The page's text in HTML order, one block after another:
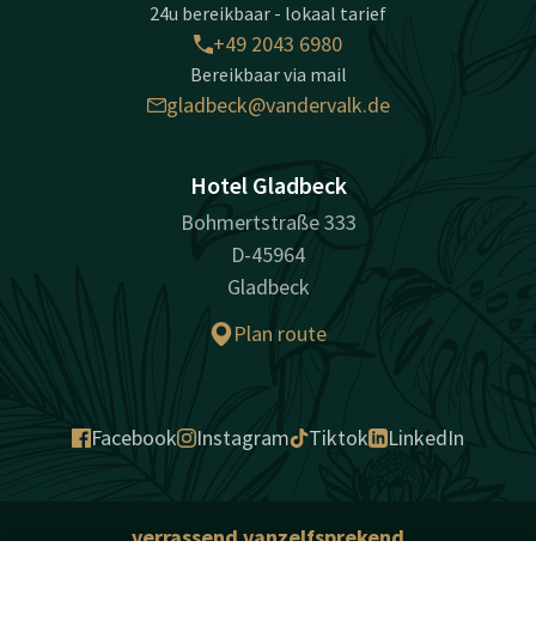
24u bereikbaar - lokaal tarief
+49 2043 6980
Bereikbaar via mail
gladbeck@vandervalk.de
Hotel Gladbeck
Bohmertstraße 333
D-45964
Gladbeck
Plan route
Facebook Instagram Tiktok LinkedIn
verrassend vanzelfsprekend